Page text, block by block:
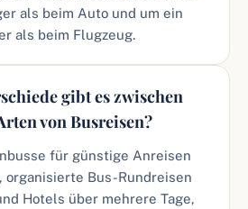
als beim Auto und um ein
als beim Flugzeug.
gibt es zwischen
von Busreisen?
für günstige Anreisen
organisierte Bus-Rundreisen
Hotels über mehrere Tage,